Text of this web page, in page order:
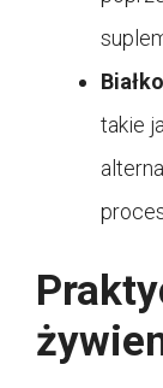
takie